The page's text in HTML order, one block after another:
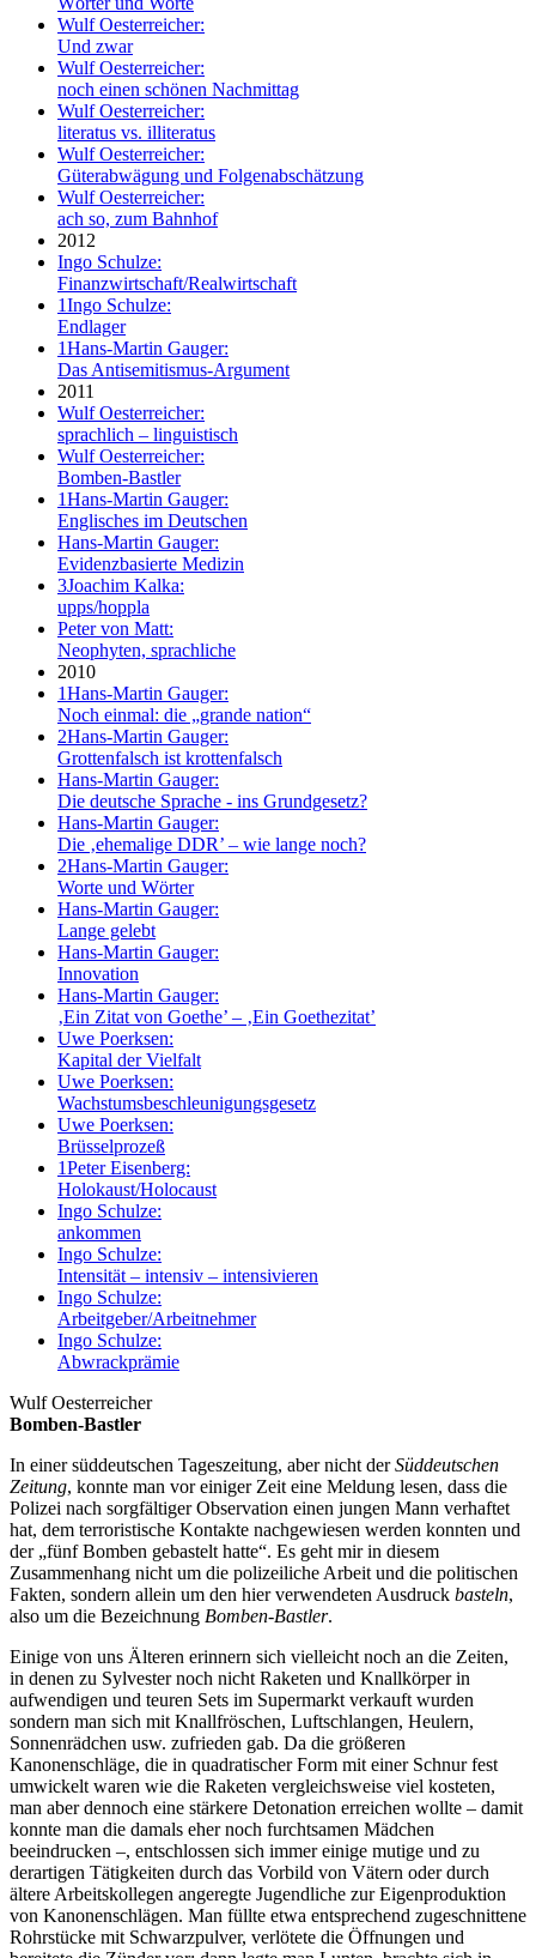
Wulf Oesterreicher:
Und zwar
Wulf Oesterreicher:
noch einen schönen Nachmittag
Wulf Oesterreicher:
literatus vs. illiteratus
Wulf Oesterreicher:
Güterabwägung und Folgenabschätzung
Wulf Oesterreicher:
ach so, zum Bahnhof
2012
Ingo Schulze:
Finanzwirtschaft/Realwirtschaft
1Ingo Schulze:
Endlager
1Hans-Martin Gauger:
Das Antisemitismus-Argument
2011
Wulf Oesterreicher:
sprachlich – linguistisch
Wulf Oesterreicher:
Bomben-Bastler
1Hans-Martin Gauger:
Englisches im Deutschen
Hans-Martin Gauger:
Evidenzbasierte Medizin
3Joachim Kalka:
upps/hoppla
Peter von Matt:
Neophyten, sprachliche
2010
1Hans-Martin Gauger:
Noch einmal: die „grande nation“
2Hans-Martin Gauger:
Grottenfalsch ist krottenfalsch
Hans-Martin Gauger:
Die deutsche Sprache - ins Grundgesetz?
Hans-Martin Gauger:
Die ‚ehemalige DDR’ – wie lange noch?
2Hans-Martin Gauger:
Worte und Wörter
Hans-Martin Gauger:
Lange gelebt
Hans-Martin Gauger:
Innovation
Hans-Martin Gauger:
‚Ein Zitat von Goethe’ – ‚Ein Goethezitat’
Uwe Poerksen:
Kapital der Vielfalt
Uwe Poerksen:
Wachstumsbeschleunigungsgesetz
Uwe Poerksen:
Brüsselprozeß
1Peter Eisenberg:
Holokaust/Holocaust
Ingo Schulze:
ankommen
Ingo Schulze:
Intensität – intensiv – intensivieren
Ingo Schulze:
Arbeitgeber/Arbeitnehmer
Ingo Schulze:
Abwrackprämie
Wulf Oesterreicher
Bomben-Bastler
In einer süddeutschen Tageszeitung, aber nicht derSüddeutschen
Zeitung, konnte man vor einiger Zeit eine Meldung lesen, dass die
Polizei nach sorgfältiger Observation einen jungen Mann verhaftet
hat, dem terroristische Kontakte nachgewiesen werden konnten und
der „fünf Bomben gebastelt hatte“. Es geht mir in diesem
Zusammenhang nicht um die polizeiliche Arbeit und die politischen
Fakten, sondern allein um den hier verwendeten Ausdruck basteln,
also um die Bezeichnung Bomben-Bastler.
Einige von uns Älteren erinnern sich vielleicht noch an die Zeiten,
in denen zu Sylvester noch nicht Raketen und Knallkörper in
aufwendigen und teuren Sets im Supermarkt verkauft wurden
sondern man sich mit Knallfröschen, Luftschlangen, Heulern,
Sonnenrädchen usw. zufrieden gab. Da die größeren
Kanonenschläge, die in quadratischer Form mit einer Schnur fest
umwickelt waren wie die Raketen vergleichsweise viel kosteten,
man aber dennoch eine stärkere Detonation erreichen wollte – damit
konnte man die damals eher noch furchtsamen Mädchen
beeindrucken –, entschlossen sich immer einige mutige und zu
derartigen Tätigkeiten durch das Vorbild von Vätern oder durch
ältere Arbeitskollegen angeregte Jugendliche zur Eigenproduktion
von Kanonenschlägen. Man füllte etwa entsprechend zugeschnittene
Rohrstücke mit Schwarzpulver, verlötete die Öffnungen und